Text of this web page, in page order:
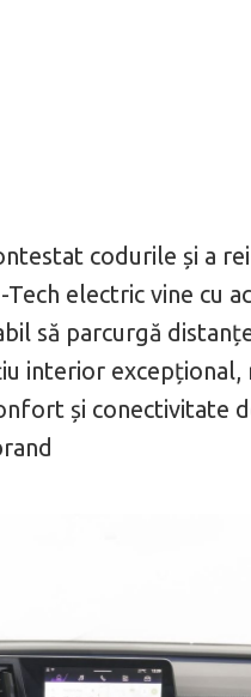
codurile și a
electric vine cu
să parcurgă
interior excepțional,
și conectivitate
central a mărcii, omagiată
Lamborghini Revuelto Miura